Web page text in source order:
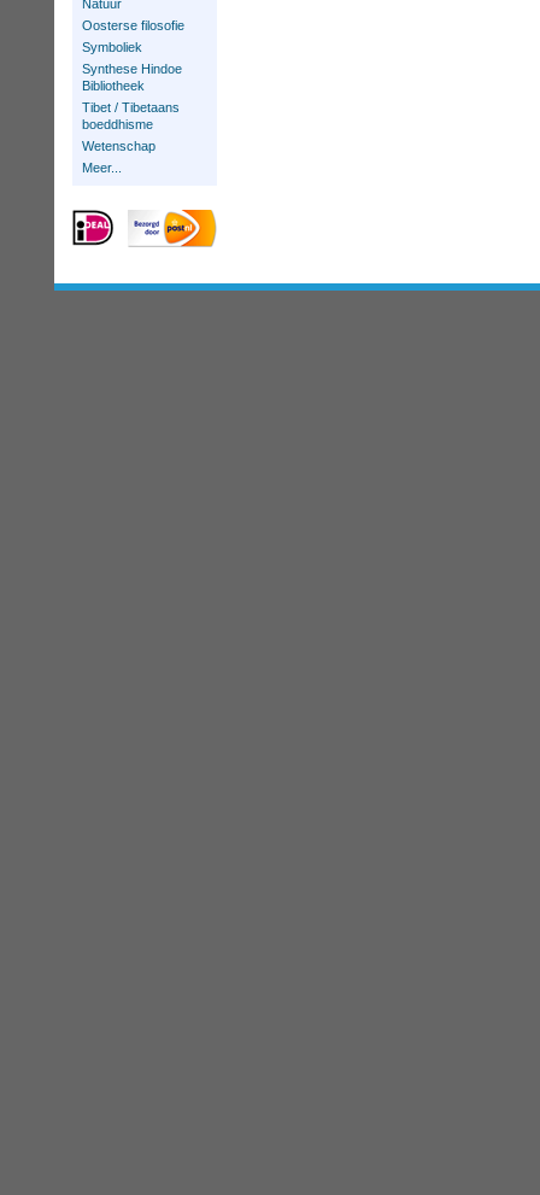
Natuur
Oosterse filosofie
Symboliek
Synthese Hindoe
Bibliotheek
Tibet / Tibetaans
boeddhisme
Wetenschap
Meer...